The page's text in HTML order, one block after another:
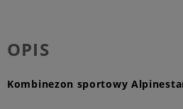
OPIS
Kombinezon sportowy